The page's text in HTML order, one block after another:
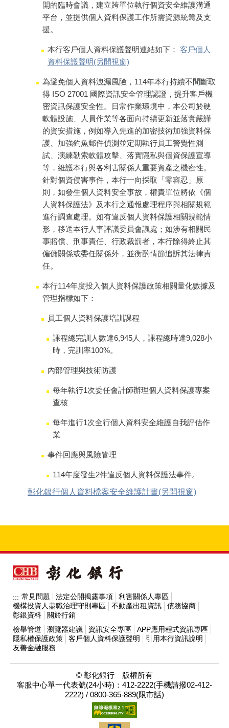
開的臨時會議，建立跨單位執行個資安全維護溝通
平台，並提供個人資料保護工作所需資源統籌及支
援。
本行客戶個人資料保護聲明連結如下： 客戶個人
資料保護聲明(另開視窗)
為避免個人資料洩漏風險，114年本行持續不間斷取
得 ISO 27001 國際資訊安全管理認證，提升客戶機
密資訊保護安全性。日常作業環境中，本公司於硬
軟體設施、人員作業等各面向持續更新並落實嚴謹
的資安措施，例如導入先進的加密技術加強資料保
護、加強釣魚郵件偵測並定期執行員工警覺性測
試、演練勒索軟體攻擊、落實隱私與個資保護宣導
等，維護本行與各利害關係人重要資產之機密性。
針對個資侵害事件，本行一向採取「零容忍」原
則，如發生個人資料安全事故，權責單位將依《個
人資料保護法》及本行之通報處理程序與相關規範
進行調查處理。如有違反個人資料保護相關規範情
形，移送本行人事評議委員會議處；如涉有相關民
事賠償、刑事責任、行政裁罰者，本行除得終止其
僱傭關係或委任關係外，並衡酌情節追訴其法律責
任。
本行114年度投入個人資料保護政策相關量化數據及
管理指標如下：
員工個人資料保護培訓課程
課程總完訓人數達6,945人，課程總時達9,028小
時，完訓率100%。
內部管理與技術防護
每年執行1次委任會計師辦理個人資料保護專案
查核
每年進行1次全行個人資料安全維護自我評估作
業
事件回應與風險管理
114年度發生2件違反個人資料保護法事件。
彰化銀行個人資料檔案安全維護計畫(另開視窗)
::: 常見問題 法定公開揭露事項
利害關係人專區
機構投資人盡職治理守則專區
不動產出租資訊
債務協商
彰銀資料
關於行銷
檢舉管道
瀏覽器建議 資訊安全專區
APP應用程式資訊專區
隱私權保護政策
客戶個人資料保護聲明
引用本行資訊說明
友善金融服務
© 彰化銀行 版權所有
客服中心單一代表號(24小時)：412-2222(手機請撥02-412-
2222) / 0800-365-889(限市話)